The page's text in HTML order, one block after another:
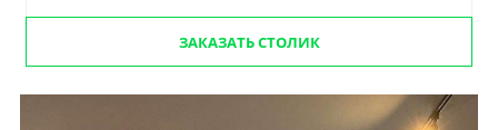
ЗАКАЗАТЬ СТОЛИК